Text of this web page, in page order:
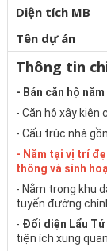
Diện tích MB
Tên dự án
Thông tin
- Bán căn hộ
- Căn hộ xây
- Cấu trúc nhà
- Nằm tại vị trí
thông và sinh
- Nằm trong khu
tuyến đường
- Đối diện Lẩu Tứ
tiện ích xung